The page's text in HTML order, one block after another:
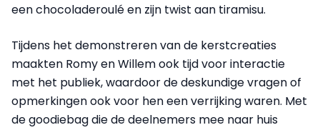
een chocoladeroulé en zijn twist aan tiramisu.
Tijdens het demonstreren van de kerstcreaties
maakten Romy en Willem ook tijd voor interactie
met het publiek, waardoor de deskundige vragen of
opmerkingen ook voor hen een verrijking waren. Met
de goodiebag die de deelnemers mee naar huis